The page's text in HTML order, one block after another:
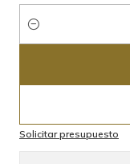
Cantidad
Solicitar presupuesto